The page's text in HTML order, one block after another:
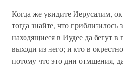
Когда же увидите Иерусалим,
тогда знайте, что приблизилось
находящиеся в Иудее да бегут в
выходи из него; и кто в
потому что это дни отмщения,